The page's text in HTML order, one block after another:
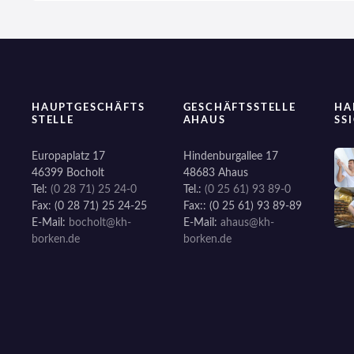
i
o
n
HAUPTGESCHÄFTS
STELLE
Europaplatz 17
46399 Bocholt
Tel:(0 28 71) 25 24-0
Fax: (0 28 71) 25 24-25
E-Mail: bocholt@kh-
borken.de
GESCHÄFTSSTELLE
AHAUS
Hindenburgallee 17
48683 Ahaus
Tel.: (0 25 61) 93 89-0
Fax:: (0 25 61) 93 89-89
E-Mail: ahaus@kh-
borken.de